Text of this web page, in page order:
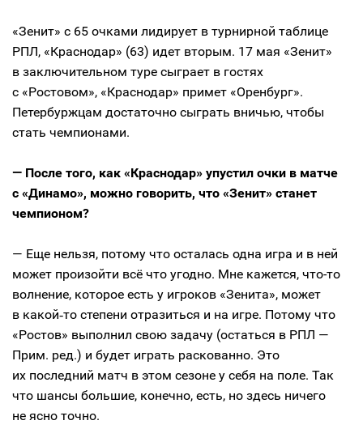
«Зенит» с 65 очками лидирует в турнирной таблице
РПЛ, «Краснодар» (63) идет вторым. 17 мая «Зенит»
в заключительном туре сыграет в гостях
с «Ростовом», «Краснодар» примет «Оренбург».
Петербуржцам достаточно сыграть вничью, чтобы
стать чемпионами.
— После того, как «Краснодар» упустил очки в матче
с «Динамо», можно говорить, что «Зенит» станет
чемпионом?
— Еще нельзя, потому что осталась одна игра и в ней
может произойти всё что угодно. Мне кажется, что-то
волнение, которое есть у игроков «Зенита», может
в какой‑то степени отразиться и на игре. Потому что
«Ростов» выполнил свою задачу (остаться в РПЛ —
Прим. ред.) и будет играть раскованно. Это
их последний матч в этом сезоне у себя на поле. Так
что шансы большие, конечно, есть, но здесь ничего
не ясно точно.